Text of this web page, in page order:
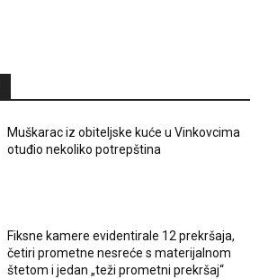
Muškarac iz obiteljske kuće u Vinkovcima
otuđio nekoliko potrepština
Fiksne kamere evidentirale 12 prekršaja,
četiri prometne nesreće s materijalnom
štetom i jedan „teži prometni prekršaj“